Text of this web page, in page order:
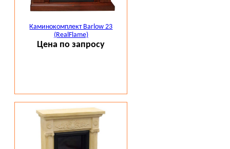
Каминокомплект Barlow 23
(RealFlame)
Цена по запросу